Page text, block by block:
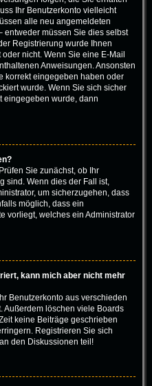
Ihr Benutzerkonto vielleicht
alle neu angemeldeten
entweder müssen Sie dies selbst
Registrierung wurde Ihnen
nicht. Wenn Sie eine E-Mail
Anweisungen. Ansonsten
korrekt eingegeben haben oder
wurde. Wenn Sie sich sicher
eingegeben wurde, dann
Sie zunächst, ob Ihr
sind. Wenn dies der Fall ist,
um sicherzugehen, dass
möglich, dass ein
vorliegt, welches ein Administrator
kann mich aber nicht mehr
Benutzerkonto aus verschieden
Außerdem löschen viele Boards
keine Beiträge geschrieben
Registrieren Sie sich
den Diskussionen teil!